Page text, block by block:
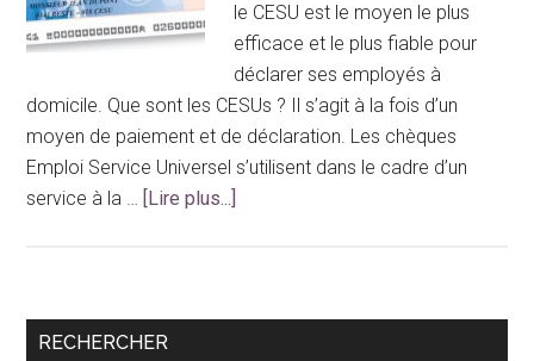
le CESU est le moyen le plus
efficace et le plus fiable pour
déclarer ses employés à
domicile. Que sont les CESUs ? Il s’agit à la fois d’un
moyen de paiement et de déclaration. Les chèques
Emploi Service Universel s’utilisent dans le cadre d’un
service à la … [Lire plus...]
jardinage
Barre
RECHERCHER